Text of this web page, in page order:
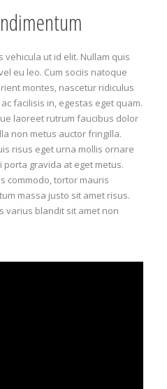
vehicula ut id elit. Nullam quis
eu leo. Cum sociis natoque
montes, nascetur ridiculus
facilisis in, egestas eget quam.
laoreet rutrum faucibus dolor
non metus auctor fringilla.
risus eget urna mollis ornare
porta gravida at eget metus.
commodo, tortor mauris
massa justo sit amet risus.
varius blandit sit amet non